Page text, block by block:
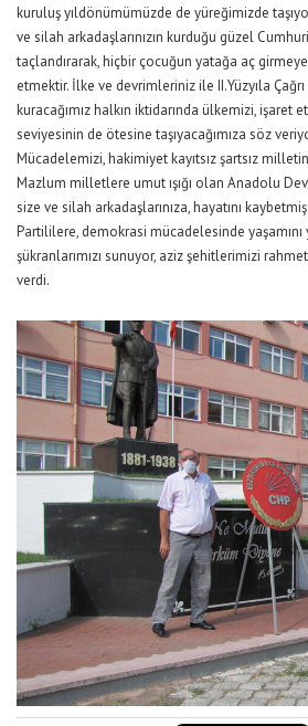
kuruluş yıldönümümüzde de yüreğimizde
ve silah arkadaşlarınızın kurduğu güzel
taçlandırarak, hiçbir çocuğun yatağa aç
etmektir. İlke ve devrimleriniz ile II.Yüzyıla Çağrı
kuracağımız halkın iktidarında ülkemizi, işaret
seviyesinin de ötesine taşıyacağımıza söz
Mücadelemizi, hakimiyet kayıtsız şartsız
Mazlum milletlere umut ışığı olan Anadolu
size ve silah arkadaşlarınıza, hayatını
Partililere, demokrasi mücadelesinde yaşamını
şükranlarımızı sunuyor, aziz şehitlerimizi
verdi.